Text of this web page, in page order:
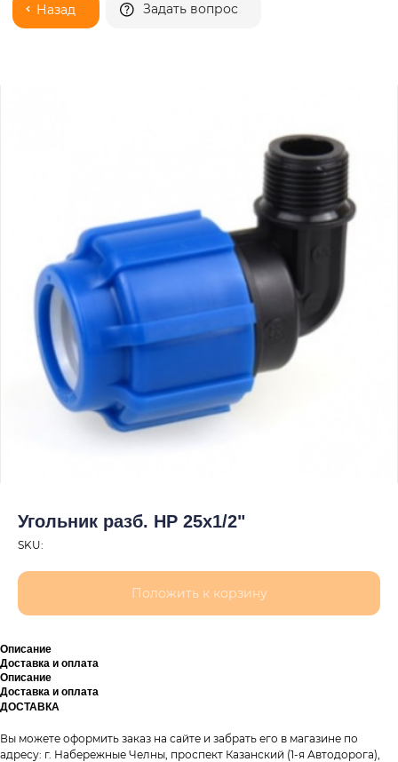
Угольник разб. НР 25х1/2"
SKU:
Положить к корзину
Описание
Доставка и оплата
Описание
Доставка и оплата
ДОСТАВКА
Вы можете оформить заказ на сайте и забрать его в магазине по
адресу: г. Набережные Челны, проспект Казанский (1-я Автодорога),